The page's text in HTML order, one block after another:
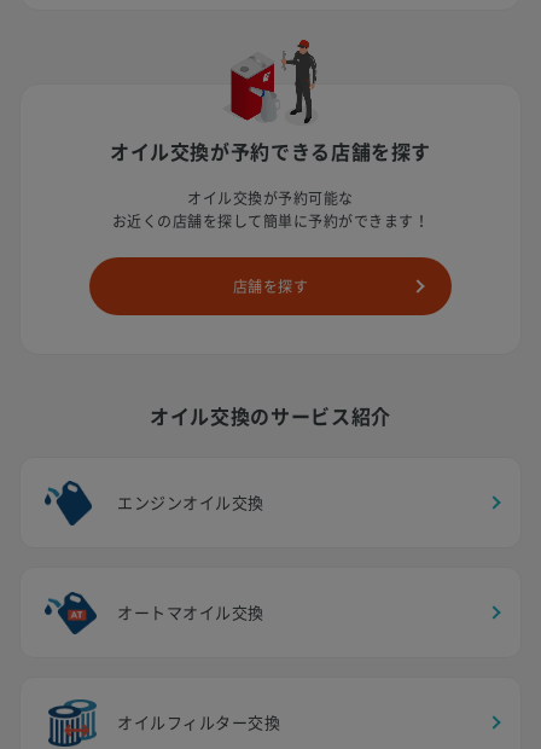
オイル交換が予約できる店舗を探す
オイル交換が予約可能な
お近くの店舗を探して簡単に予約ができます！
店舗を探す
オイル交換のサービス紹介
エンジンオイル交換
オートマオイル交換
オイルフィルター交換